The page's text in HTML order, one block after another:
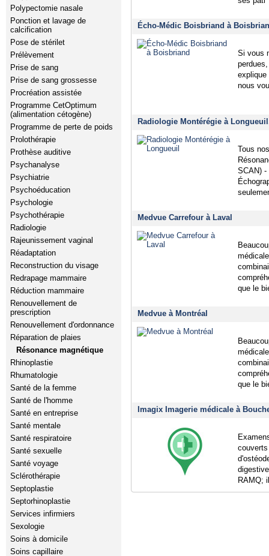
Polypectomie nasale
Ponction et lavage de
calcification
Pose de stérilet
Prélèvement
Prise de sang
Prise de sang grossesse
Procréation assistée
Programme CetOptimum
(alimentation cétogène)
Programme de perte de poids
Prolothérapie
Prothèse auditive
Psychanalyse
Psychiatrie
Psychoéducation
Psychologie
Psychothérapie
Radiologie
Rajeunissement vaginal
Réadaptation
Reconstruction du visage
Redrapage mammaire
Réduction mammaire
Renouvellement de
prescription
Renouvellement d'ordonnance
Réparation de plaies
Résonance magnétique
Rhinoplastie
Rhumatologie
Santé de la femme
Santé de l'homme
Santé en entreprise
Santé mentale
Santé respiratoire
Santé sexuelle
Santé voyage
Sclérothérapie
Septoplastie
Septorhinoplastie
Services infirmiers
Sexologie
Soins à domicile
Soins capillaire
Écho-Médic Boisbriand à
Si vous
explique
nous
Radiologie Montérégie à
Tous
SCAN) -
Medvue Carrefour à Laval
que le
Medvue à Montréal
que le
Imagix Imagerie médicale à
RAMQ;